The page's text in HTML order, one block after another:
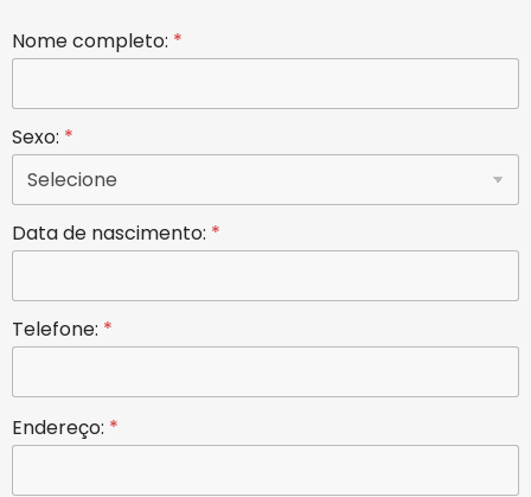
Nome completo: *
Sexo: *
Data de nascimento: *
Telefone: *
Endereço: *